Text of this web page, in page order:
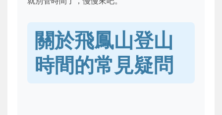
關於飛鳳山登山
時間的常見疑問